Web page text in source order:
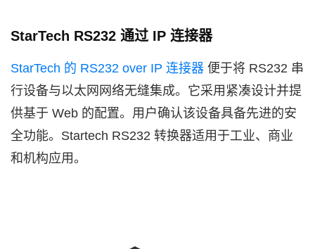
StarTech RS232 通过 IP 连接器
StarTech 的 RS232 over IP 连接器 便于将 RS232 串
行设备与以太网网络无缝集成。它采用紧凑设计并提
供基于 Web 的配置。用户确认该设备具备先进的安
全功能。Startech RS232 转换器适用于工业、商业
和机构应用。